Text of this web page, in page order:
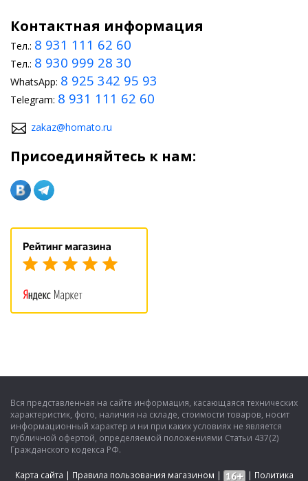
Контактная информация
Тел.: 8 931 111 62 60
Тел.: 8 930 999 28 30
WhatsApp: 8 925 342 95 93
Telegram: 8 931 111 62 60
zakaz@homato.ru
Присоединяйтесь к нам:
Вся представленная на сайте информация, касающаяся технических
характеристик, фото, наличия на складе, стоимости товаров, носит
информационный характер и ни при каких условиях не является
публичной офертой, определяемой положениями Статьи 437(2)
Гражданского кодекса РФ.
Карта сайта | Правила пользования магазином | | Политика